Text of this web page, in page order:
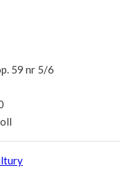
59 nr 5/6